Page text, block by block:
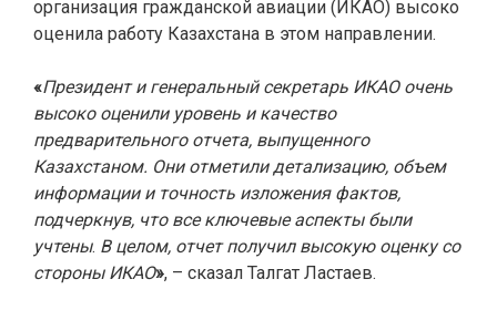
организация гражданской авиации (ИКАО) высоко
оценила работу Казахстана в этом направлении.
«Президент и генеральный секретарь ИКАО очень
высоко оценили уровень и качество
предварительного отчета, выпущенного
Казахстаном. Они отметили детализацию, объем
информации и точность изложения фактов,
подчеркнув, что все ключевые аспекты были
учтены. В целом, отчет получил высокую оценку со
стороны ИКАО», – сказал Талгат Ластаев.